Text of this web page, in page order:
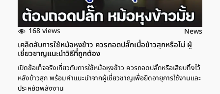
168 views News
เคล็ดลับการใช้หม้อหุงข้าว ควรถอดปลั๊กเมื่อข้าวสุกหรือไม่ ผู้
เชี่ยวชาญแนะนำวิธีที่ถูกต้อง
เปิดข้อเท็จจริงเกี่ยวกับการใช้หม้อหุงข้าว ควรถอดปลั๊กหรือเสียบทิ้งไว้
หลังข้าวสุก พร้อมคำแนะนำจากผู้เชี่ยวชาญเพื่อยืดอายุการใช้งานและ
ประหยัดพลังงาน